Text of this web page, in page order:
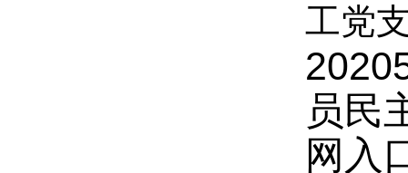
工党
员民
网入